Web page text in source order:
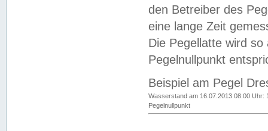
den Betreiber des
eine lange Zeit
Die Pegellatte wird
Pegelnullpunkt
Beispiel am Pegel
Wasserstand am 16.07.2013 08:00 Uhr:
Pegelnullpunkt